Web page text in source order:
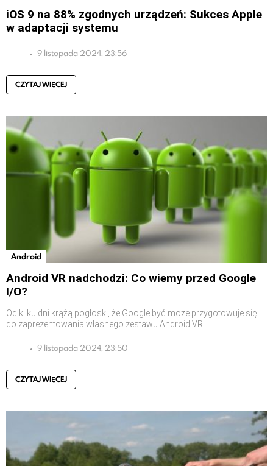
iOS 9 na 88% zgodnych urządzeń: Sukces Apple
w adaptacji systemu
9 listopada 2024, 23:56
CZYTAJ WIĘCEJ
Android
Android VR nadchodzi: Co wiemy przed Google
I/O?
Od kilku dni krążą pogłoski, że Google być może przygotowuje się
do zaprezentowania własnego zestawu Android VR
9 listopada 2024, 23:50
CZYTAJ WIĘCEJ